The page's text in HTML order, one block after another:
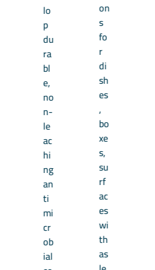
lo
p
du
ra
bl
e,
no
n-
le
ac
hi
ng
an
ti
mi
cr
ob
ial
on
s
fo
r
di
sh
es
,
bo
xe
s,
su
rf
ac
es
wi
th
as